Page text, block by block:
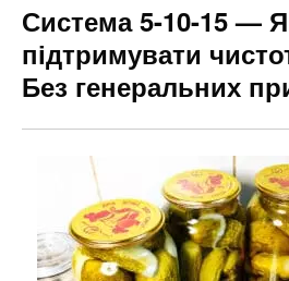
Система 5-10-15 —
підтримувати
Без генеральних